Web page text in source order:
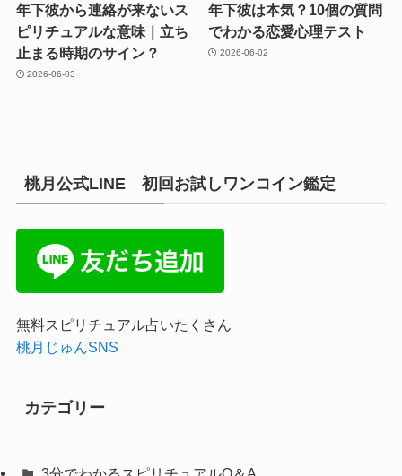
年下彼から連絡が来ないス
ピリチュアルな意味｜立ち
止まる時期のサイン？
2026-06-03
年下彼は本気？10個の質問
でわかる恋愛心理テスト
2026-06-02
桃月公式LINE 初回お試しワンコイン鑑定
無料スピリチュアル占いたくさん
桃月じゅんSNS
カテゴリー